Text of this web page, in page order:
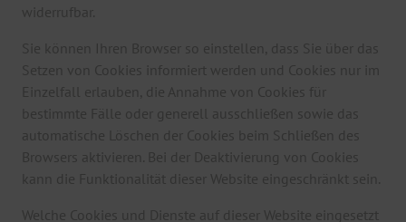
widerrufbar.
Sie können Ihren Browser so einstellen, dass Sie über das
Setzen von Cookies informiert werden und Cookies nur im
Einzelfall erlauben, die Annahme von Cookies für
bestimmte Fälle oder generell ausschließen sowie das
automatische Löschen der Cookies beim Schließen des
Browsers aktivieren. Bei der Deaktivierung von Cookies
kann die Funktionalität dieser Website eingeschränkt sein.
Welche Cookies und Dienste auf dieser Website eingesetzt